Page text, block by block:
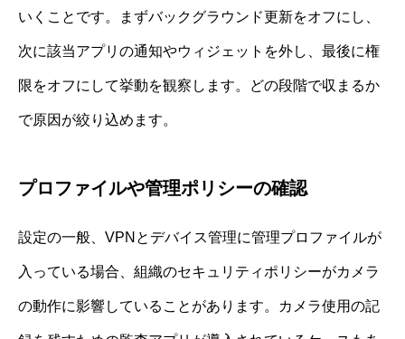
いくことです。まずバックグラウンド更新をオフにし、
次に該当アプリの通知やウィジェットを外し、最後に権
限をオフにして挙動を観察します。どの段階で収まるか
で原因が絞り込めます。
プロファイルや管理ポリシーの確認
設定の一般、VPNとデバイス管理に管理プロファイルが
入っている場合、組織のセキュリティポリシーがカメラ
の動作に影響していることがあります。カメラ使用の記